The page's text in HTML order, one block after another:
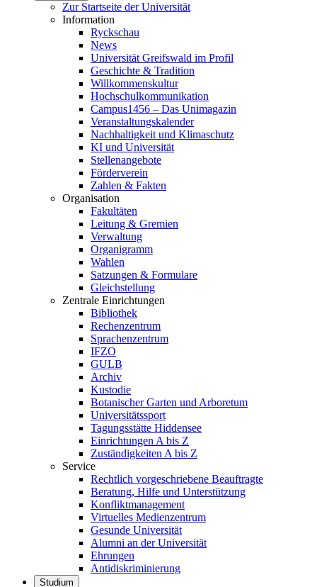
Zur Startseite der Universität
Information
Ryckschau
News
Universität Greifswald im Profil
Geschichte & Tradition
Willkommenskultur
Hochschulkommunikation
Campus1456 – Das Unimagazin
Veranstaltungskalender
Nachhaltigkeit und Klimaschutz
KI und Universität
Stellenangebote
Förderverein
Zahlen & Fakten
Organisation
Fakultäten
Leitung & Gremien
Verwaltung
Organigramm
Wahlen
Satzungen & Formulare
Gleichstellung
Zentrale Einrichtungen
Bibliothek
Rechenzentrum
Sprachenzentrum
IFZO
GULB
Archiv
Kustodie
Botanischer Garten und Arboretum
Universitätssport
Tagungsstätte Hiddensee
Einrichtungen A bis Z
Zuständigkeiten A bis Z
Service
Rechtlich vorgeschriebene Beauftragte
Beratung, Hilfe und Unterstützung
Konfliktmanagement
Virtuelles Medienzentrum
Gesunde Universität
Alumni an der Universität
Ehrungen
Antidiskriminierung
Studium